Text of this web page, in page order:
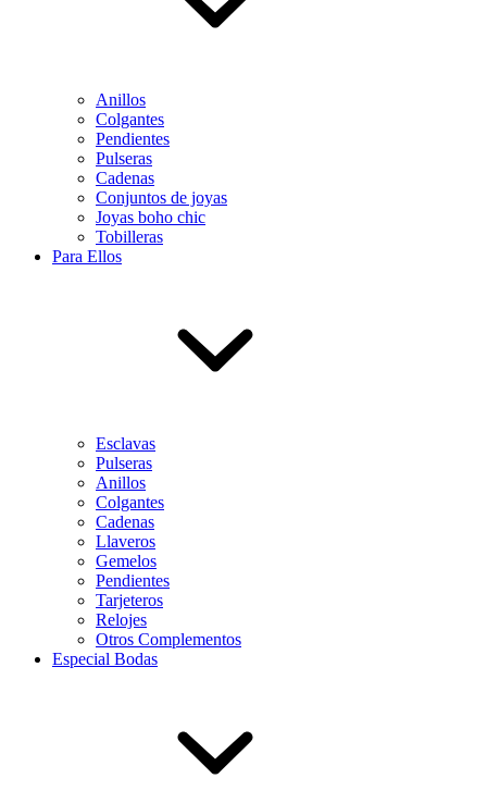
Anillos
Colgantes
Pendientes
Pulseras
Cadenas
Conjuntos de joyas
Joyas boho chic
Tobilleras
Para Ellos
Esclavas
Pulseras
Anillos
Colgantes
Cadenas
Llaveros
Gemelos
Pendientes
Tarjeteros
Relojes
Otros Complementos
Especial Bodas